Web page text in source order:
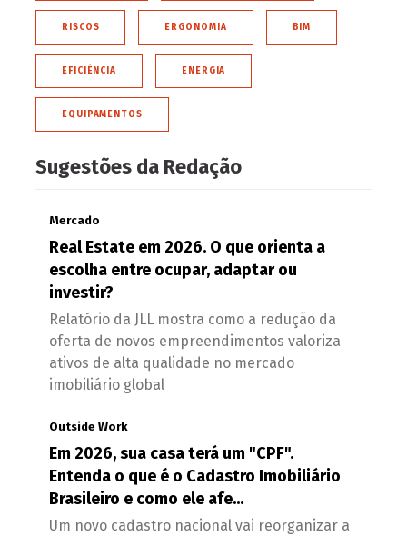
RISCOS ERGONOMIA BIM
EFICIÊNCIA ENERGIA
EQUIPAMENTOS
Sugestões da Redação
Mercado
Real Estate em 2026. O que orienta a
escolha entre ocupar, adaptar ou
investir?
Relatório da JLL mostra como a redução da
oferta de novos empreendimentos valoriza
ativos de alta qualidade no mercado
imobiliário global
Outside Work
Em 2026, sua casa terá um "CPF".
Entenda o que é o Cadastro Imobiliário
Brasileiro e como ele afe...
Um novo cadastro nacional vai reorganizar a